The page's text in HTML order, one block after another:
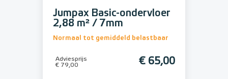
Jumpax Basic-ondervloer
2,88 m² / 7mm
Normaal tot gemiddeld belastbaar
Adviesprijs
€ 79,00
€ 65,00